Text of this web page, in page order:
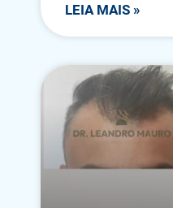
LEIA MAIS »